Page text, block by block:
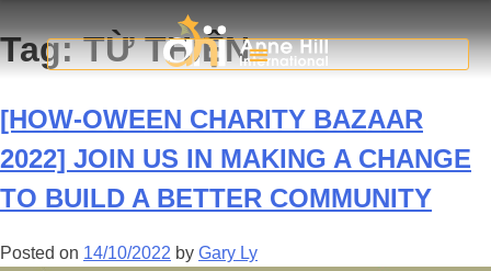
Tag:TỪ THIỆN
[HOW-OWEEN CHARITY BAZAAR
2022] JOIN US IN MAKING A CHANGE
TO BUILD A BETTER COMMUNITY
Posted on 14/10/2022 by Gary Ly